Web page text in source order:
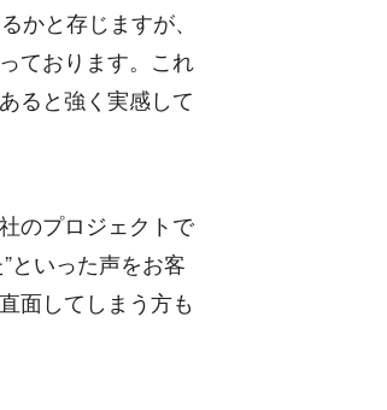
かと存じますが、
ております。これ
ると強く実感して
のプロジェクトで
といった声をお客
面してしまう方も